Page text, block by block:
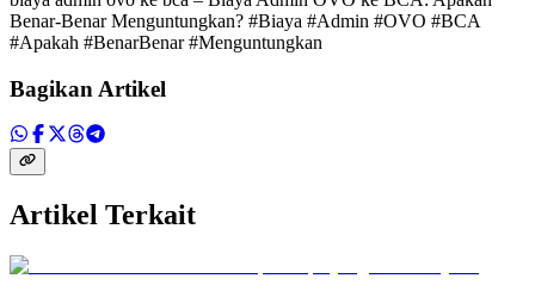
Benar-Benar Menguntungkan? #Biaya #Admin #OVO #BCA
#Apakah #BenarBenar #Menguntungkan
Bagikan Artikel
Artikel Terkait